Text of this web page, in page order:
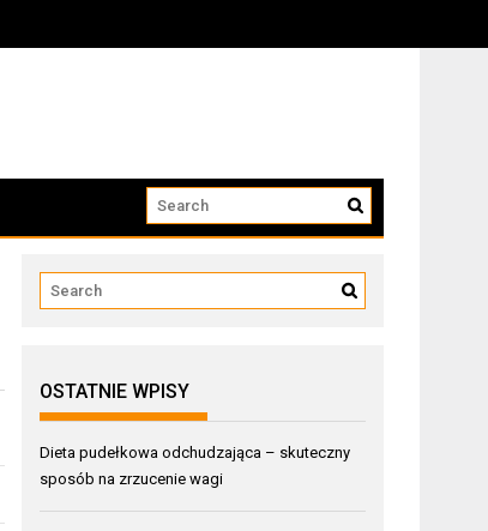
OSTATNIE WPISY
Dieta pudełkowa odchudzająca – skuteczny
sposób na zrzucenie wagi